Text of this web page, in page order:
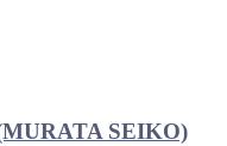
SEIKO)